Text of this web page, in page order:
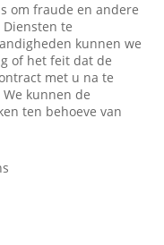
om fraude en andere
te
kunnen we
of het feit dat de
met u na te
kunnen de
ten behoeve van